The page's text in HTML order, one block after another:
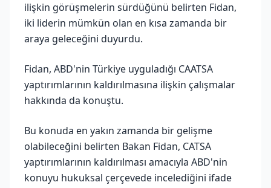
ilişkin görüşmelerin sürdüğünü belirten Fidan,
iki liderin mümkün olan en kısa zamanda bir
araya geleceğini duyurdu.
Fidan, ABD'nin Türkiye uyguladığı CAATSA
yaptırımlarının kaldırılmasına ilişkin çalışmalar
hakkında da konuştu.
Bu konuda en yakın zamanda bir gelişme
olabileceğini belirten Bakan Fidan, CATSA
yaptırımlarının kaldırılması amacıyla ABD'nin
konuyu hukuksal çerçevede incelediğini ifade